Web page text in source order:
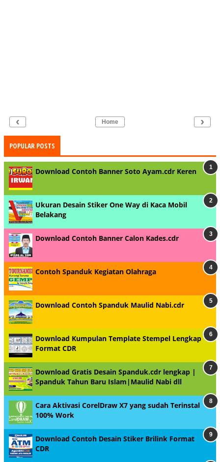
‹ ›
Home
POPULAR POSTS
Download Contoh Banner Soto Ayam.cdr Keren
Ukuran Desain Stiker One Way di Kaca Mobil
Belakang
Download Contoh Banner Calon Kades.cdr
Contoh Spanduk Kegiatan Olahraga
Download Contoh Spanduk Maulid Nabi.cdr
Download Kumpulan Template Stempel Lengkap
Format CDR
Download Gratis Desain Spanduk.cdr lengkap |
Spanduk Tahun Baru Islam|Maulid Nabi dll
Cara Aktivasi CorelDraw X7 yang sudah Terinstal
100% Work
Download Contoh Desain Stiker Brilink Format
CDR